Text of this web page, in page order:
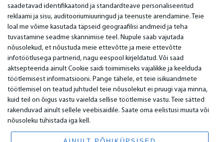
saadetavad identifikaatorid ja standardteave personaliseeritud
reklaami ja sisu, auditooriumiuuringud ja teenuste arendamine. Teie
loal me võime kasutada täpseid geograafilisi andmeid ja teha
tuvastamine seadme skannimise teel. Nupule saab vajutada
nõusolekud, et nõustuda meie ettevõtte ja meie ettevõtte
infotöötlusega partnerid, nagu eespool kirjeldatud. Või saad
aktsepteerida ainult Cookie saidi toimimiseks vajalikke ja keelduda
töötlemisest informatsiooni. Pange tähele, et teie isikuandmete
töötlemisel on teatud juhtudel teie nõusolekut ei pruugi vaja minna,
kuid teil on õigus vastu vaielda sellise töötlemise vastu. Teie sätted
rakenduvad ainult sellele veebisaidile. Saate oma eelistusi muuta või
nõusoleku tühistada iga kell.
TÄHTIS
Garantii
Makse
Kasutustingimused
Privaatsuspoliitika
Kontaktid
Kaugleping
KONTAKTANDMED
Telefon. +372 6347378
email:
info@bm.lv
WhatsApp +371 27725222
Latvia, Riga, Krasta 89, LV-1019
© 2026 All Rights Reserved.
www.bm.market